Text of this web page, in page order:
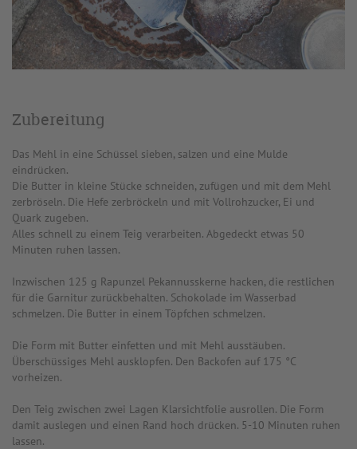
Zubereitung
Das Mehl in eine Schüssel sieben, salzen und eine Mulde
eindrücken.
Die Butter in kleine Stücke schneiden, zufügen und mit dem Mehl
zerbröseln. Die Hefe zerbröckeln und mit Vollrohzucker, Ei und
Quark zugeben.
Alles schnell zu einem Teig verarbeiten. Abgedeckt etwas 50
Minuten ruhen lassen.
Inzwischen 125 g Rapunzel Pekannusskerne hacken, die restlichen
für die Garnitur zurückbehalten. Schokolade im Wasserbad
schmelzen. Die Butter in einem Töpfchen schmelzen.
Die Form mit Butter einfetten und mit Mehl ausstäuben.
Überschüssiges Mehl ausklopfen. Den Backofen auf 175 °C
vorheizen.
Den Teig zwischen zwei Lagen Klarsichtfolie ausrollen. Die Form
damit auslegen und einen Rand hoch drücken. 5-10 Minuten ruhen
lassen.